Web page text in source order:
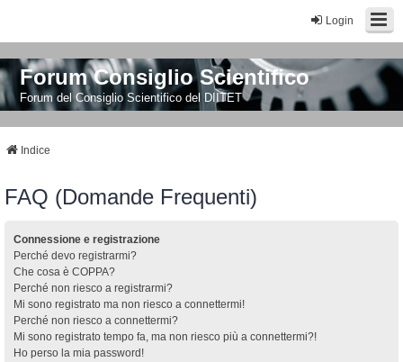
Login
Forum Consiglio Scientifico
Forum del Consiglio Scientifico del DIITET
Indice
FAQ (Domande Frequenti)
Connessione e registrazione
Perché devo registrarmi?
Che cosa è COPPA?
Perché non riesco a registrarmi?
Mi sono registrato ma non riesco a connettermi!
Perché non riesco a connettermi?
Mi sono registrato tempo fa, ma non riesco più a connettermi?!
Ho perso la mia password!